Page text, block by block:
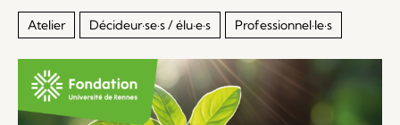
Atelier Décideur·se·s / élu·e·s Professionnel·le·s